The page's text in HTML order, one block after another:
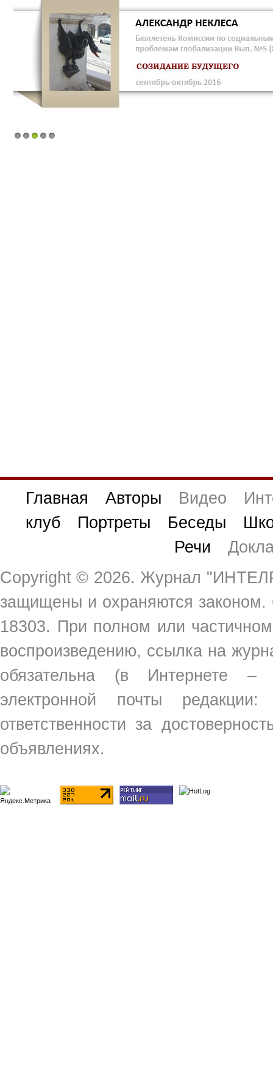
Главная Авторы Видео
клуб
Портреты Беседы
Речи
Copyright © 2026. Журнал
защищены и охраняются
18303. При полном или
воспроизведению, ссылка на
обязательна (в Интернете
электронной почты
ответственности за
объявлениях.